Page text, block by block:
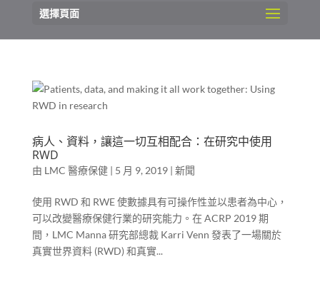
選擇頁面
病人、資料，讓這一切互相配合：在研究中使用
RWD
由 LMC 醫療保健| 5 月 9, 2019| 新聞
使用 RWD 和 RWE 使數據具有可操作性並以患者為中心，
可以改變醫療保健行業的研究能力。在 ACRP 2019 期
間，LMC Manna 研究部總裁 Karri Venn 發表了一場關於
真實世界資料 (RWD) 和真實...